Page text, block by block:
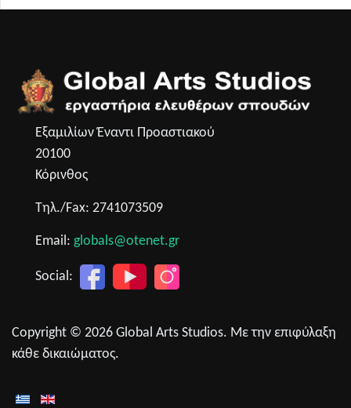
Εξαμιλίων Έναντι Προαστιακού
20100
Κόρινθος
Τηλ./Fax: 2741073509
Email: globals@otenet.gr
Social:
Copyright © 2026 Global Arts Studios. Με την επιφύλαξη
κάθε δικαιώματος.